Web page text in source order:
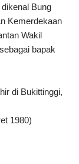
Bung
Kemerdekaan
Wakil
bapak
di Bukittinggi,
1980)